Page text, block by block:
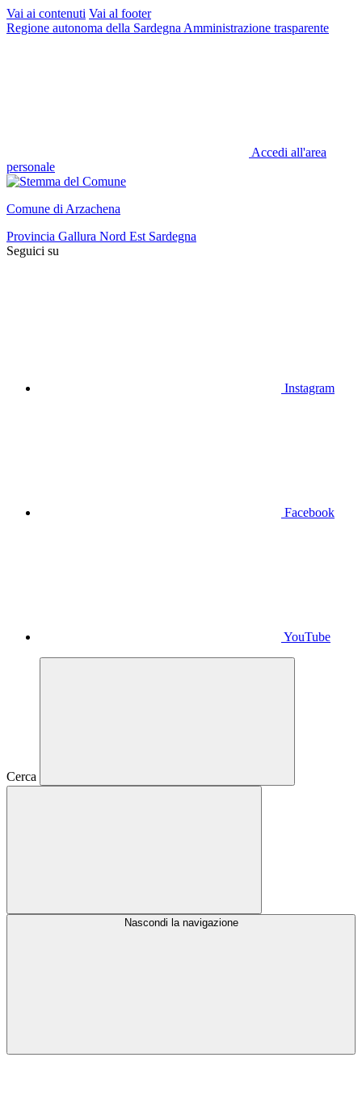
Vai ai contenuti Vai al footer
Regione autonoma della Sardegna Amministrazione trasparente
Accedi all'area
personale
Comune di Arzachena
Provincia Gallura Nord Est Sardegna
Seguici su
Instagram
Facebook
YouTube
Cerca
Nascondi la navigazione